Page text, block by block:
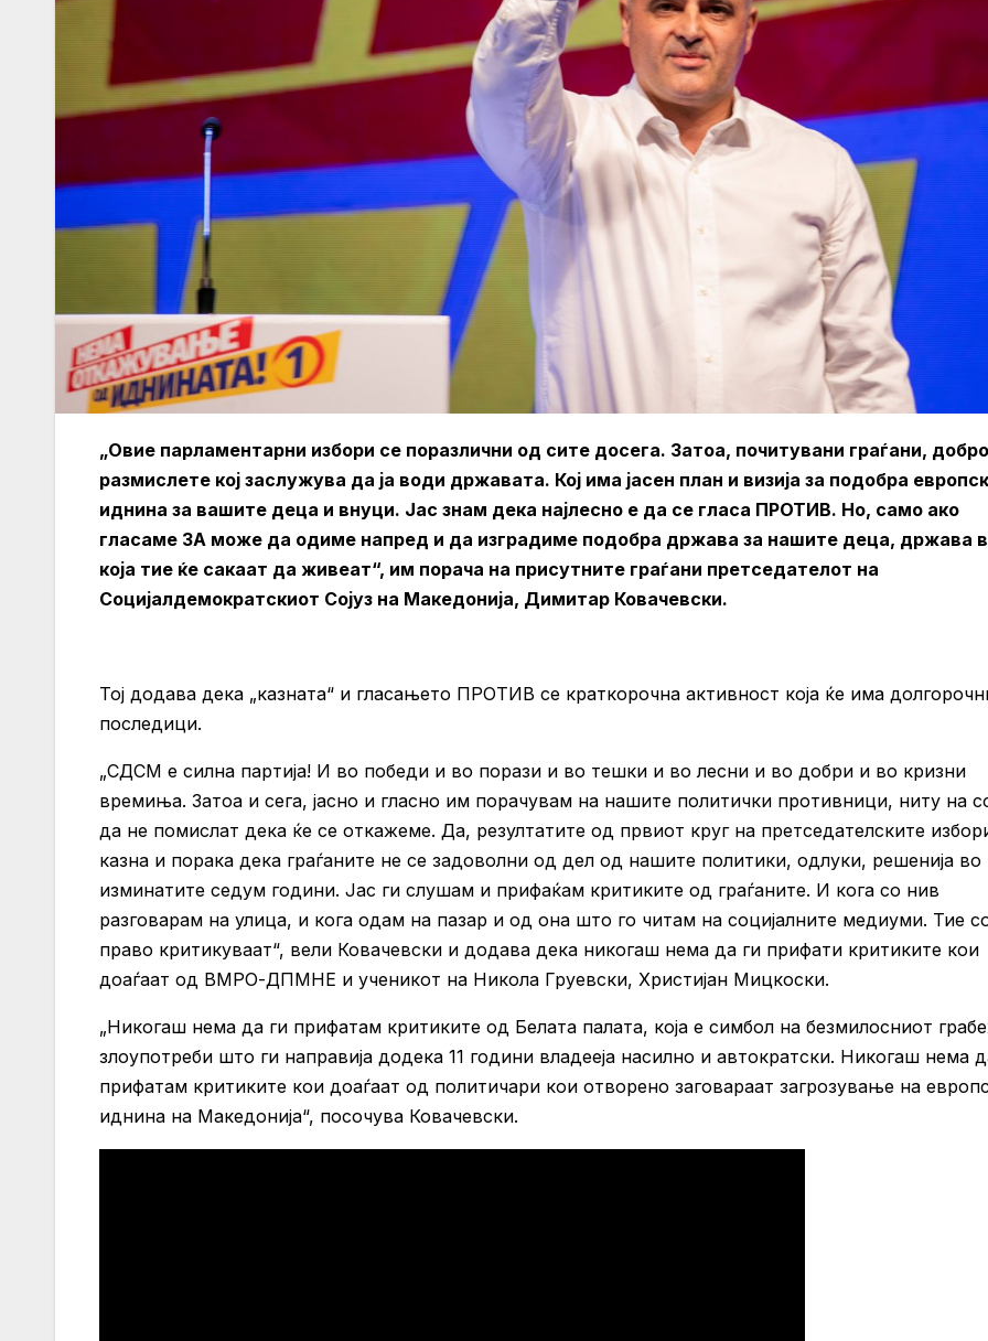
„Овие парламентарни избори се поразлични од сите досега. Затоа, почитувани граѓани, добро
размислете кој заслужува да ја води државата. Кој има јасен план и визија за подобра
иднина за вашите деца и внуци. Јас знам дека најлесно е да се гласа ПРОТИВ. Но, само ако
гласаме ЗА може да одиме напред и да изградиме подобра држава за нашите деца, држава
која тие ќе сакаат да живеат“, им порача на присутните граѓани претседателот на
Социјалдемократскиот Сојуз на Македонија, Димитар Ковачевски.
Тој додава дека „казната“ и гласањето ПРОТИВ се краткорочна активност која ќе има
последици.
„СДСМ е силна партија! И во победи и во порази и во тешки и во лесни и во добри и во кризни
времиња. Затоа и сега, јасно и гласно им порачувам на нашите политички противници, ниту на
да не помислат дека ќе се откажеме. Да, резултатите од првиот круг на претседателските
казна и порака дека граѓаните не се задоволни од дел од нашите политики, одлуки, решенија во
изминатите седум години. Јас ги слушам и прифаќам критиките од граѓаните. И кога со нив
разговарам на улица, и кога одам на пазар и од она што го читам на социјалните медиуми. Тие
право критикуваат“, вели Ковачевски и додава дека никогаш нема да ги прифати критиките кои
доаѓаат од ВМРО-ДПМНЕ и ученикот на Никола Груевски, Христијан Мицкоски.
„Никогаш нема да ги прифатам критиките од Белата палата, која е симбол на безмилосниот
злоупотреби што ги направија додека 11 години владееја насилно и автократски. Никогаш нема
прифатам критиките кои доаѓаат од политичари кои отворено заговараат загрозување на
иднина на Македонија“, посочува Ковачевски.